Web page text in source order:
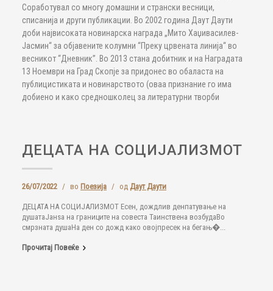
Соработувал со многу домашни и странски весници,
списанија и други публикации. Во 2002 година Даут Даути
доби највисоката новинарска награда „Мито Хаџивасилев-
Јасмин“ за објавените колумни “Преку црвената линија“ во
весникот “Дневник”. Во 2013 стана добитник и на Наградата
13 Ноември на Град Скопје за придонес во обаласта на
публицистиката и новинарството (оваа признание го има
добиено и како средношколец за литературни творби
ДЕЦАТА НА СОЦИЈАЛИЗМОТ
26/07/2022 / во Поезија / од Даут Даути
ДЕЦАТА НА СОЦИЈАЛИЗМОТ Есен, дождлив денпатување на
душатаЈанѕа на границите на совеста Таинствена возбудаВо
смрзната душаНа ден со дожд како овојпресек на бегањ�...
Прочитај Повеќе